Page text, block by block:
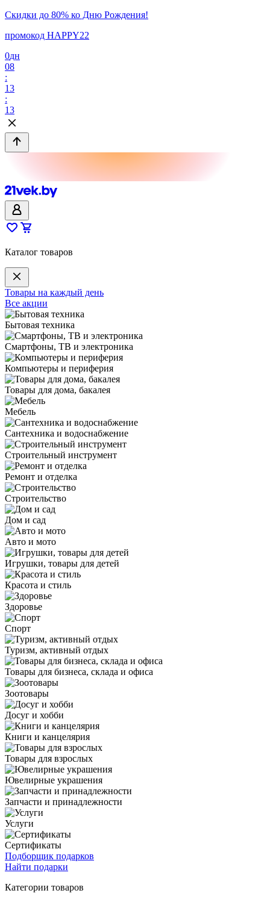
Скидки до 80% ко Дню Рождения!
промокод HAPPY22
0дн
08
:
13
:
13
Каталог товаров
Товары на каждый день
Все акции
Бытовая техника
Смартфоны, ТВ и электроника
Компьютеры и периферия
Товары для дома, бакалея
Мебель
Сантехника и водоснабжение
Строительный инструмент
Ремонт и отделка
Строительство
Дом и сад
Авто и мото
Игрушки, товары для детей
Красота и стиль
Здоровье
Спорт
Туризм, активный отдых
Товары для бизнеса, склада и офиса
Зоотовары
Досуг и хобби
Книги и канцелярия
Товары для взрослых
Ювелирные украшения
Запчасти и принадлежности
Услуги
Сертификаты
Подборщик подарков
Найти подарки
Категории товаров